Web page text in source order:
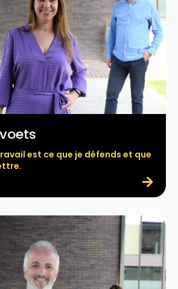
est ce que je défends et que